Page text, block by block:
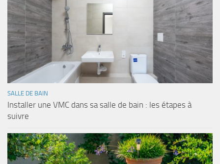
SALLE DE BAIN
Installer une VMC dans sa salle de bain : les étapes à
suivre